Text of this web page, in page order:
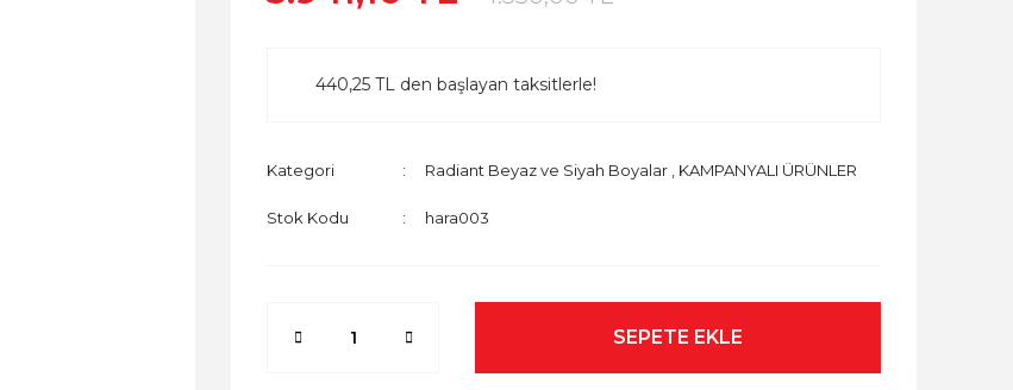
440,25 TL den başlayan taksitlerle!
Kategori Radiant Beyaz ve Siyah Boyalar KAMPANYALI ÜRÜNLER
Stok Kodu hara003
SEPETE EKLE